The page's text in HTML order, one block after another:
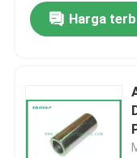
Harga